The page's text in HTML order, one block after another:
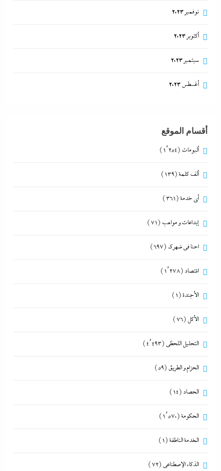
نوفمبر 2023
أكتوبر 2023
سبتمبر 2023
أغسطس 2023
أقسام الموقع
ألبومات (1٬254)
ألف كلمة(139)
أي خدمة(361)
إبداعات و مواهب (71)
احنا في ضهرك (697)
اقتصاد (1٬278)
الأجندة(1)
الأكل (76)
التحليل اللحظي (4٬493)
الحزام و الطريق (59)
الحصاد (14)
الحكومة(1٬570)
الخدمة الناطقة(1)
الذكاء الإصطناعي (72)